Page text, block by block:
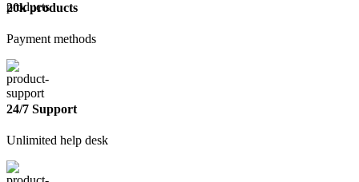
20k products
Payment methods
24/7 Support
Unlimited help desk